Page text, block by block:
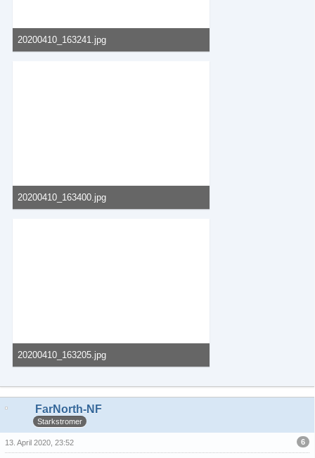
20200410_163241.jpg
55,37 kB, 400×600, 90 mal angesehen
20200410_163400.jpg
57,46 kB, 800×548, 136 mal angesehen
20200410_163205.jpg
66,97 kB, 800×512, 104 mal angesehen
FarNorth-NF
Starkstromer
6
13. April 2020, 23:52